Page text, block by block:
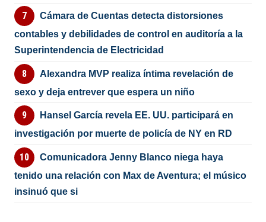
Cámara de Cuentas detecta distorsiones
contables y debilidades de control en auditoría a la
Superintendencia de Electricidad
Alexandra MVP realiza íntima revelación de
sexo y deja entrever que espera un niño
Hansel García revela EE. UU. participará en
investigación por muerte de policía de NY en RD
Comunicadora Jenny Blanco niega haya
tenido una relación con Max de Aventura; el músico
insinuó que si